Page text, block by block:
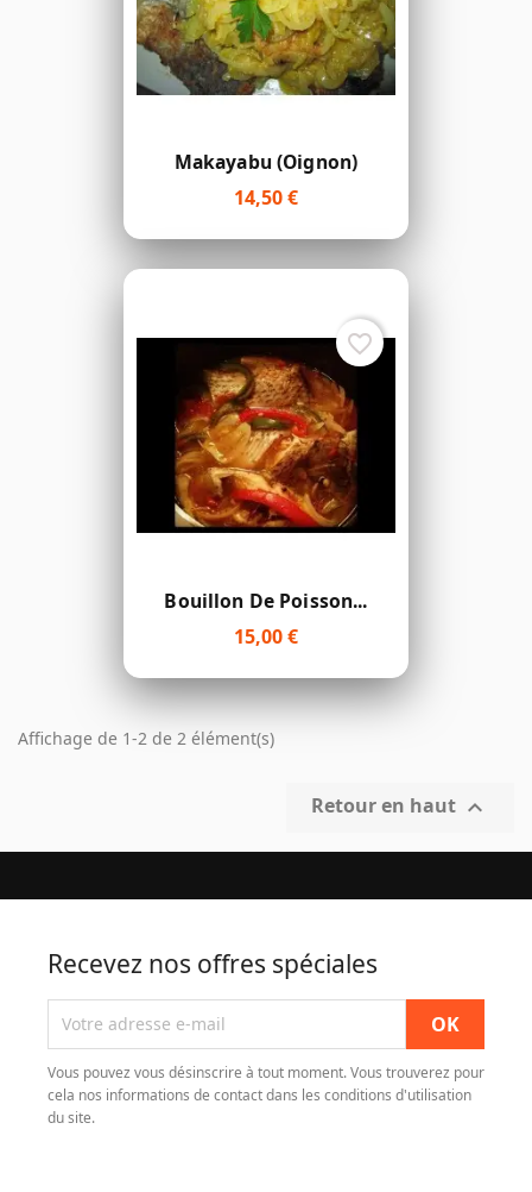
Makayabu (Oignon)
14,50 €
Bouillon De Poisson...
15,00 €
favorite_border
Affichage de 1-2 de 2 élément(s)
Retour en haut 
Recevez nos offres spéciales
Vous pouvez vous désinscrire à tout moment. Vous trouverez pour
cela nos informations de contact dans les conditions d'utilisation
du site.